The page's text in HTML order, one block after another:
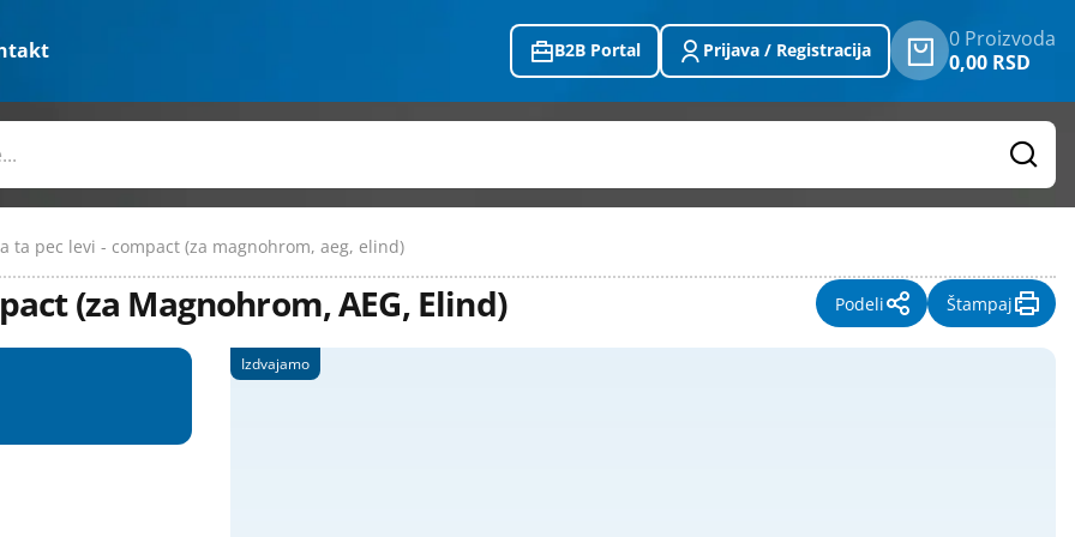
B2B Portal Prijava / Registracija
0 Proizvoda
0,00 RSD
ta pec levi - compact (za magnohrom, aeg, elind)
(za Magnohrom, AEG, Elind) Podeli Štampaj
Izdvajamo